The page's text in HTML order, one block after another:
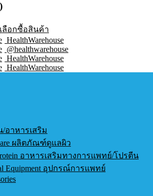
เลือกซื้อสินค้า
HealthWarehouse
@healthwarehouse
HealthWarehouse
HealthWarehouse
อาหารเสริม
ผลิตภัณฑ์ดูแลผิว
อาหารเสริมทางการแพทย์/โปรตีน
Equipment อุปกรณ์การแพทย์